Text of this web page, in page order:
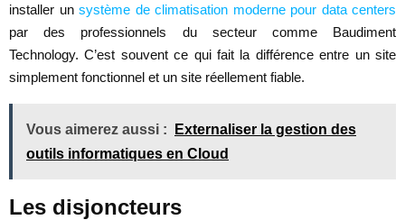
installer un système de climatisation moderne pour data centers
par des professionnels du secteur comme Baudiment
Technology. C’est souvent ce qui fait la différence entre un site
simplement fonctionnel et un site réellement fiable.
Vous aimerez aussi :
Externaliser la gestion des
outils informatiques en Cloud
Les disjoncteurs